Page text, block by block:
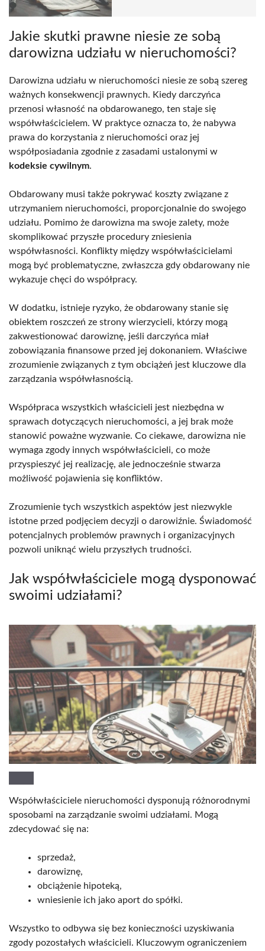
Jakie skutki prawne niesie ze sobą
darowizna udziału w nieruchomości?
Darowizna udziału w nieruchomości niesie ze sobą szereg
ważnych konsekwencji prawnych. Kiedy darczyńca
przenosi własność na obdarowanego, ten staje się
współwłaścicielem. W praktyce oznacza to, że nabywa
prawa do korzystania z nieruchomości oraz jej
współposiadania zgodnie z zasadami ustalonymi w
kodeksie cywilnym.
Obdarowany musi także pokrywać koszty związane z
utrzymaniem nieruchomości, proporcjonalnie do swojego
udziału. Pomimo że darowizna ma swoje zalety, może
skomplikować przyszłe procedury zniesienia
współwłasności. Konflikty między współwłaścicielami
mogą być problematyczne, zwłaszcza gdy obdarowany nie
wykazuje chęci do współpracy.
W dodatku, istnieje ryzyko, że obdarowany stanie się
obiektem roszczeń ze strony wierzycieli, którzy mogą
zakwestionować darowiznę, jeśli darczyńca miał
zobowiązania finansowe przed jej dokonaniem. Właściwe
zrozumienie związanych z tym obciążeń jest kluczowe dla
zarządzania współwłasnością.
Współpraca wszystkich właścicieli jest niezbędna w
sprawach dotyczących nieruchomości, a jej brak może
stanowić poważne wyzwanie. Co ciekawe, darowizna nie
wymaga zgody innych współwłaścicieli, co może
przyspieszyć jej realizację, ale jednocześnie stwarza
możliwość pojawienia się konfliktów.
Zrozumienie tych wszystkich aspektów jest niezwykle
istotne przed podjęciem decyzji o darowiźnie. Świadomość
potencjalnych problemów prawnych i organizacyjnych
pozwoli uniknąć wielu przyszłych trudności.
Jak współwłaściciele mogą dysponować
swoimi udziałami?
Współwłaściciele nieruchomości dysponują różnorodnymi
sposobami na zarządzanie swoimi udziałami. Mogą
zdecydować się na:
sprzedaż,
darowiznę,
obciążenie hipoteką,
wniesienie ich jako aport do spółki.
Wszystko to odbywa się bez konieczności uzyskiwania
zgody pozostałych właścicieli. Kluczowym ograniczeniem